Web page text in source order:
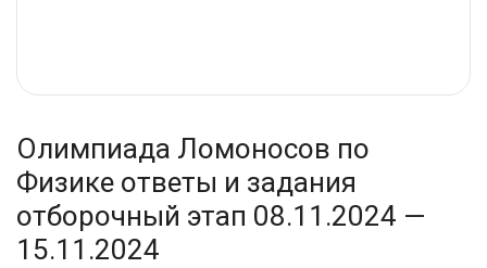
Олимпиада Ломоносов по
Физике ответы и задания
отборочный этап 08.11.2024 —
15.11.2024